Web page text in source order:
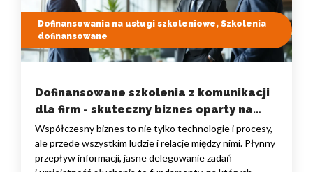
Dofinansowania na usługi szkoleniowe, Szkolenia
dofinansowane
Dofinansowane szkolenia z komunikacji
dla firm - skuteczny biznes oparty na
dialogu
Współczesny biznes to nie tylko technologie i procesy,
ale przede wszystkim ludzie i relacje między nimi. Płynny
przepływ informacji, jasne delegowanie zadań